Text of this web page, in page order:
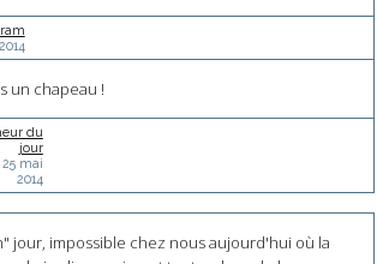
un chapeau !
du
jour
mai
2014
jour, impossible chez nous aujourd'hui où la